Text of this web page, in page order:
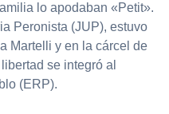
lo apodaban «Petit».
Peronista (JUP), estuvo
Martelli y en la cárcel de
se integró al
(ERP).